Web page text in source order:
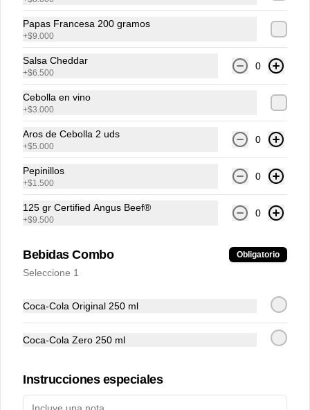
$5.000
Conócenos
Términos y condiciones
Política de privacidad
Redes sociales
Papas Francesa 200 gramos
+$9.000
Salsa Cheddar
+$6.500
0
Cebolla en vino
+$3.000
Aros de Cebolla 2 uds
+$5.000
0
Pepinillos
+$1.500
0
125 gr Certified Angus Beef®
+$9.500
0
Bebidas Combo Obligatorio
Seleccione 1
Coca-Cola Original 250 ml
Coca-Cola Zero 250 ml
Instrucciones especiales